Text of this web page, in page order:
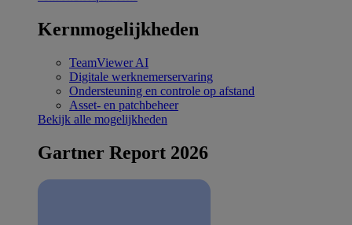
Kernmogelijkheden
TeamViewer AI
Digitale werknemerservaring
Ondersteuning en controle op afstand
Asset- en patchbeheer
Bekijk alle mogelijkheden
Gartner Report 2026